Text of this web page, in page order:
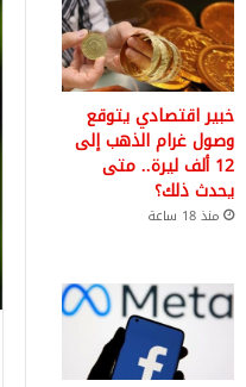
خبير اقتصادي يتوقع
وصول غرام الذهب إلى
12 ألف ليرة.. متى
يحدث ذلك؟
منذ 18 ساعة